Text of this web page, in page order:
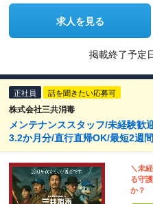
求人を見る
掲載終了予定
正社員 話を聞きたい応募可
株式会社三共消毒
メンテナンススタッフ/未経験歓
3.2か月分/直行直帰OK/最短2週
＼未
る守
か？